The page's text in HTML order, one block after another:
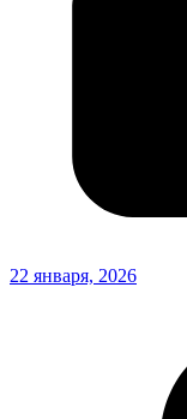
22 января, 2026